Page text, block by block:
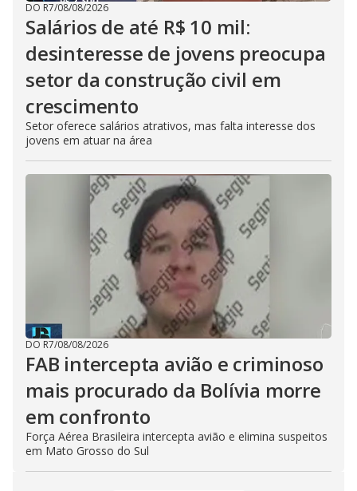
DO R7/08/08/2026
Salários de até R$ 10 mil:
desinteresse de jovens preocupa
setor da construção civil em
crescimento
Setor oferece salários atrativos, mas falta interesse dos
jovens em atuar na área
DO R7/08/08/2026
FAB intercepta avião e criminoso
mais procurado da Bolívia morre
em confronto
Força Aérea Brasileira intercepta avião e elimina suspeitos
em Mato Grosso do Sul